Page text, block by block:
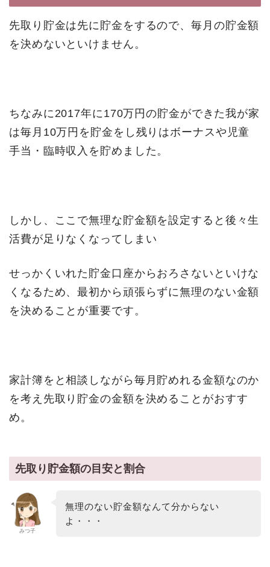
先取り貯金は先に貯金をするので、毎月の貯金額
を決めないといけません。
ちなみに2017年に170万円の貯金ができた我が家
は毎月10万円を貯金をし残りはボーナスや児童
手当・臨時収入を貯めました。
しかし、ここで無理な貯金額を設定すると後々生
活費が足りなくなってしまい
せっかくいれた貯金口座からおろさないといけな
くなるため、最初から頑張らずに無理のない金額
を決めることが重要です。
家計簿をと相談しながら毎月貯めれる金額なのか
を考え先取り貯金の金額を決めることがおすす
め。
先取り貯金額の目安と割合
みつ子
無理のない貯金額なんて分からない
よ・・・